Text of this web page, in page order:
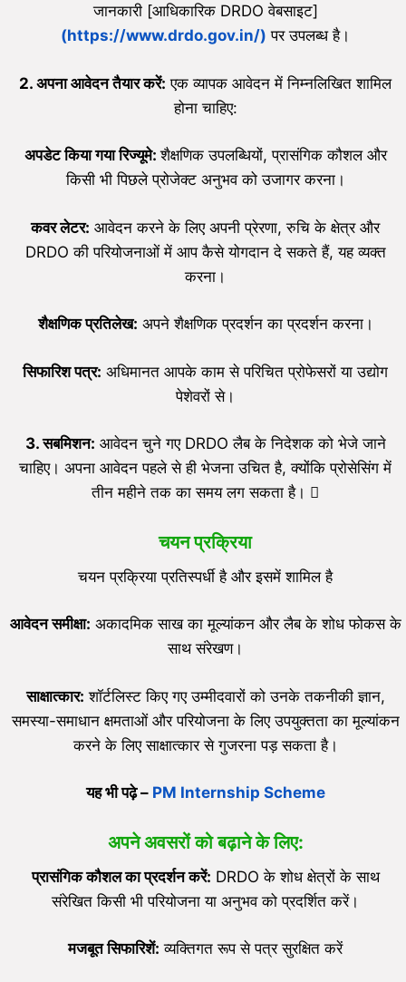
जानकारी [आधिकारिक DRDO वेबसाइट]
(https://www.drdo.gov.in/) पर उपलब्ध है।
2. अपना आवेदन तैयार करें: एक व्यापक आवेदन में निम्नलिखित शामिल
होना चाहिए:
अपडेट किया गया रिज्यूमे:शैक्षणिक उपलब्धियों, प्रासंगिक कौशल और
किसी भी पिछले प्रोजेक्ट अनुभव को उजागर करना।
कवर लेटर: आवेदन करने के लिए अपनी प्रेरणा, रुचि के क्षेत्र और
DRDO की परियोजनाओं में आप कैसे योगदान दे सकते हैं, यह व्यक्त
करना।
शैक्षणिक प्रतिलेख: अपने शैक्षणिक प्रदर्शन का प्रदर्शन करना।
सिफारिश पत्र: अधिमानत आपके काम से परिचित प्रोफेसरों या उद्योग
पेशेवरों से।
3.सबमिशन: आवेदन चुने गए DRDO लैब के निदेशक को भेजे जाने
चाहिए। अपना आवेदन पहले से ही भेजना उचित है, क्योंकि प्रोसेसिंग में
तीन महीने तक का समय लग सकता है। 
चयन प्रक्रिया
चयन प्रक्रिया प्रतिस्पर्धी है और इसमें शामिल है
आवेदन समीक्षा: अकादमिक साख का मूल्यांकन और लैब के शोध फोकस के
साथ संरेखण।
साक्षात्कार: शॉर्टलिस्ट किए गए उम्मीदवारों को उनके तकनीकी ज्ञान,
समस्या-समाधान क्षमताओं और परियोजना के लिए उपयुक्तता का मूल्यांकन
करने के लिए साक्षात्कार से गुजरना पड़ सकता है।
यह भी पढ़े – PM Internship Scheme
अपने अवसरों को बढ़ाने के लिए:
प्रासंगिक कौशल का प्रदर्शन करें: DRDO के शोध क्षेत्रों के साथ
संरेखित किसी भी परियोजना या अनुभव को प्रदर्शित करें।
मजबूत सिफारिशें: व्यक्तिगत रूप से पत्र सुरक्षित करें